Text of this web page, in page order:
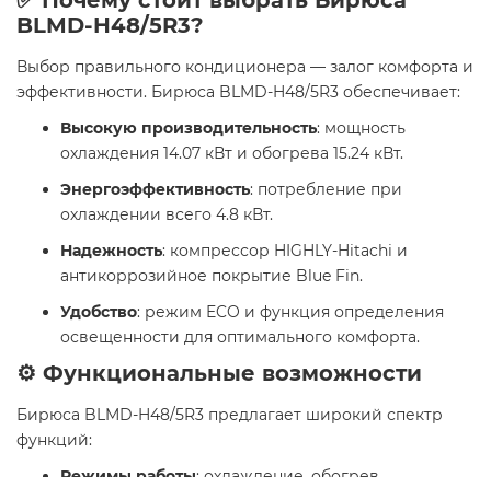
BLMD-H48/5R3?
Выбор правильного кондиционера — залог комфорта и
эффективности. Бирюса BLMD-H48/5R3 обеспечивает:
Высокую производительность: мощность
охлаждения 14.07 кВт и обогрева 15.24 кВт.
Энергоэффективность: потребление при
охлаждении всего 4.8 кВт.
Надежность: компрессор HIGHLY-Hitachi и
антикоррозийное покрытие Blue Fin.
Удобство: режим ECO и функция определения
освещенности для оптимального комфорта.
⚙️ Функциональные возможности
Бирюса BLMD-H48/5R3 предлагает широкий спектр
функций: